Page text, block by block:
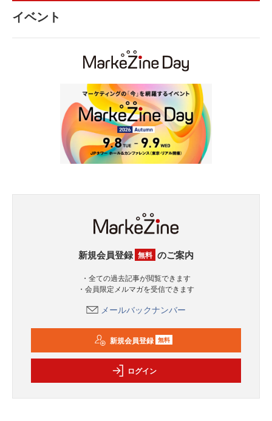
イベント
新規会員登録 無料 のご案内
・全ての過去記事が閲覧できます
・会員限定メルマガを受信できます
メールバックナンバー
新規会員登録 無料
ログイン